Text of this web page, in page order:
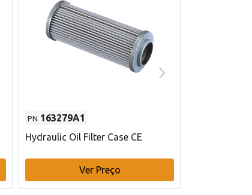
PN 163279A1
Hydraulic Oil Filter Case CE
Ver Preço